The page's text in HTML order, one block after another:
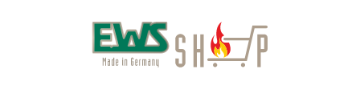
Zum Hauptinhalt springen